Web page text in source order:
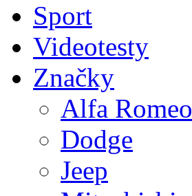
Sport
Videotesty
Značky
Alfa Romeo
Dodge
Jeep